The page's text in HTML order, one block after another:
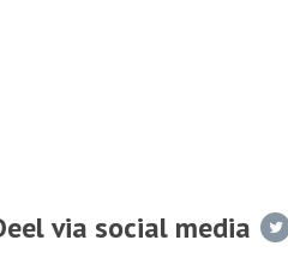
via social media